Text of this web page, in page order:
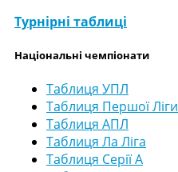
Турнірні таблиці
Національні чемпіонати
Таблиця УПЛ
Таблиця Першої Ліги
Таблиця АПЛ
Таблиця Ла Ліга
Таблиця Серії А